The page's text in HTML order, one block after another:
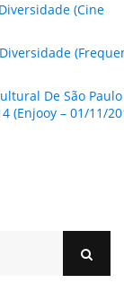
(Cine
De São Paulo
(Enjooy – 01/11/